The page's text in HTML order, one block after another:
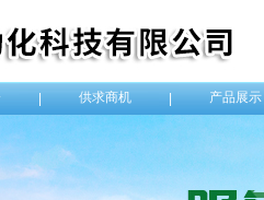
供求商机 产品展示